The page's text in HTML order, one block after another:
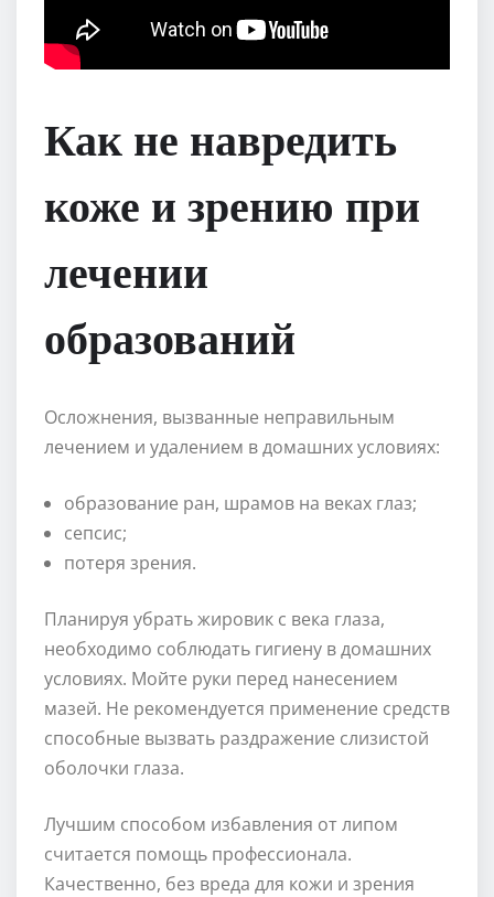
Как не навредить
коже и зрению при
лечении
образований
Осложнения, вызванные неправильным
лечением и удалением в домашних условиях:
образование ран, шрамов на веках глаз;
сепсис;
потеря зрения.
Планируя убрать жировик с века глаза,
необходимо соблюдать гигиену в домашних
условиях. Мойте руки перед нанесением
мазей. Не рекомендуется применение средств
способные вызвать раздражение слизистой
оболочки глаза.
Лучшим способом избавления от липом
считается помощь профессионала.
Качественно, без вреда для кожи и зрения